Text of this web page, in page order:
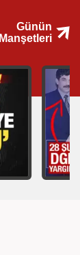
Günün
Manşetleri